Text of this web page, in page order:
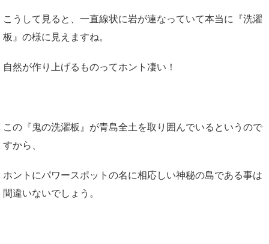
こうして見ると、一直線状に岩が連なっていて本当に『洗濯
板』の様に見えますね。
自然が作り上げるものってホント凄い！
この『鬼の洗濯板』が青島全土を取り囲んでいるというので
すから、
ホントにパワースポットの名に相応しい神秘の島である事は
間違いないでしょう。